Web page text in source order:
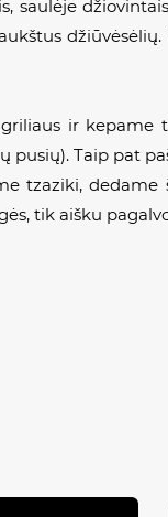
saulėje
ir
pusių). Taip pat
tzaziki,
tik aišku